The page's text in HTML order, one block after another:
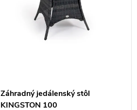
Záhradný jedálenský stôl
KINGSTON 100